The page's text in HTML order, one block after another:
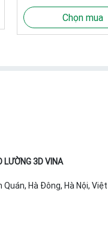
Chọn mua
LƯỜNG 3D VINA
Hà Đông, Hà Nội,